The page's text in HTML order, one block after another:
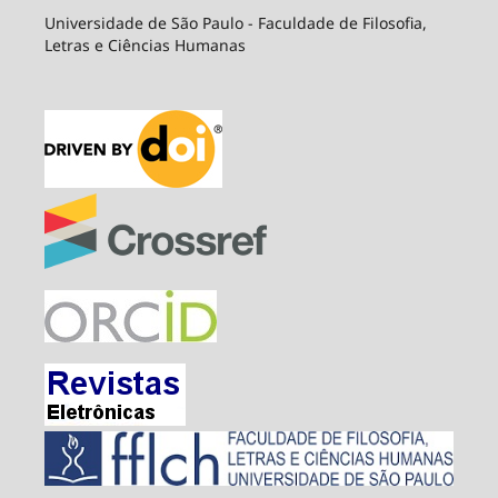
Universidade de São Paulo - Faculdade de Filosofia,
Letras e Ciências Humanas